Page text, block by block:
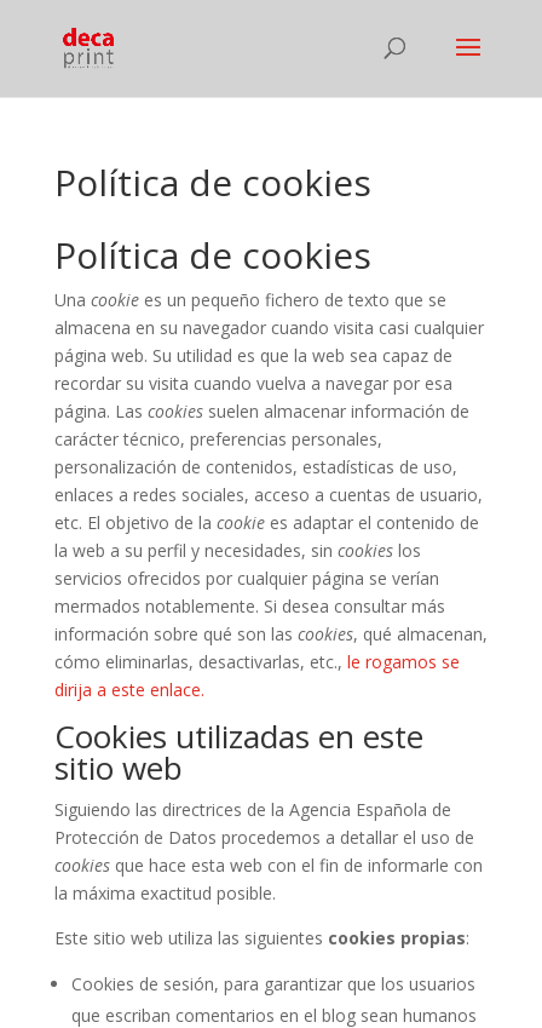
Política de cookies
Política de cookies
Una cookiees un pequeño fichero de texto que se
almacena en su navegador cuando visita casi cualquier
página web. Su utilidad es que la web sea capaz de
recordar su visita cuando vuelva a navegar por esa
página. Las cookiessuelen almacenar información de
carácter técnico, preferencias personales,
personalización de contenidos, estadísticas de uso,
enlaces a redes sociales, acceso a cuentas de usuario,
etc. El objetivo de la cookiees adaptar el contenido de
la web a su perfil y necesidades, sin cookieslos
servicios ofrecidos por cualquier página se verían
mermados notablemente. Si desea consultar más
información sobre qué son las cookies, qué almacenan,
cómo eliminarlas, desactivarlas, etc., le rogamos se
dirija a este enlace.
Cookies utilizadas en este
sitio web
Siguiendo las directrices de la Agencia Española de
Protección de Datos procedemos a detallar el uso de
cookiesque hace esta web con el fin de informarle con
la máxima exactitud posible.
Este sitio web utiliza las siguientes cookies propias:
Cookies de sesión, para garantizar que los usuarios
que escriban comentarios en el blog sean humanos